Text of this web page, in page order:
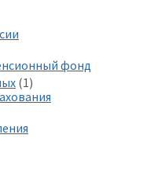
фонд
(1)